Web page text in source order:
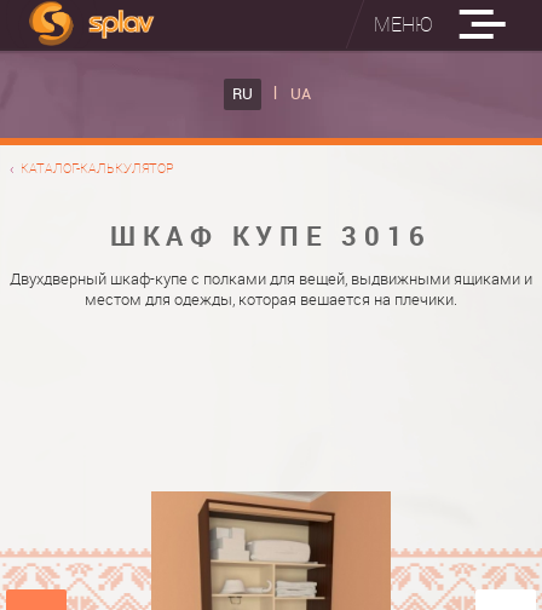
МЕНЮ
RU UA
КАТАЛОГ-КАЛЬКУЛЯТОР
ШКАФ КУПЕ 3016
Двухдверный шкаф-купе с полками для вещей, выдвижными ящиками и
местом для одежды, которая вешается на плечики.
ВСТРОЕННЫЕ ГЛАДИЛЬНЫЕ ДОСКИ
НАСТЕННАЯ ГЛАДИЛЬНАЯ ДОСКА "РУСАЛКА"
ФОТО ШКАФОВ КУПЕ
МАТЕРИАЛЫ
ФУРНИТУРА
О НАС